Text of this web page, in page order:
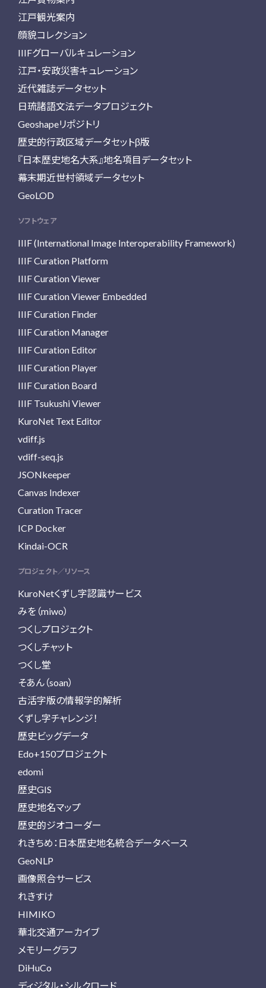
江戸観光案内
顔貌コレクション
IIIFグローバルキュレーション
江戸・安政災害キュレーション
近代雑誌データセット
日琉諸語文法データプロジェクト
Geoshapeリポジトリ
歴史的行政区域データセットβ版
『日本歴史地名大系』地名項目データセット
幕末期近世村領域データセット
GeoLOD
ソフトウェア
IIIF (International Image Interoperability Framework)
IIIF Curation Platform
IIIF Curation Viewer
IIIF Curation Viewer Embedded
IIIF Curation Finder
IIIF Curation Manager
IIIF Curation Editor
IIIF Curation Player
IIIF Curation Board
IIIF Tsukushi Viewer
KuroNet Text Editor
vdiff.js
vdiff-seq.js
JSONkeeper
Canvas Indexer
Curation Tracer
ICP Docker
Kindai-OCR
プロジェクト／リソース
KuroNetくずし字認識サービス
みを（miwo）
つくしプロジェクト
つくしチャット
つくし堂
そあん（soan）
古活字版の情報学的解析
くずし字チャレンジ！
歴史ビッグデータ
Edo+150プロジェクト
edomi
歴史GIS
歴史地名マップ
歴史的ジオコーダー
れきちめ：日本歴史地名統合データベース
GeoNLP
画像照合サービス
れきすけ
HIMIKO
華北交通アーカイブ
メモリーグラフ
DiHuCo
ディジタル・シルクロード